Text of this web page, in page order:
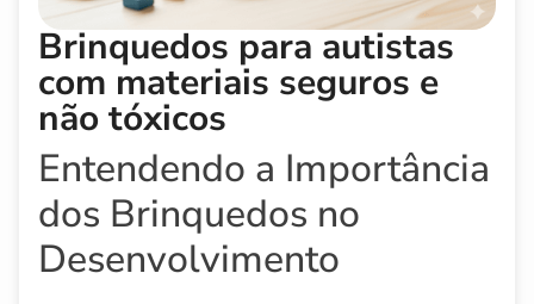
Brinquedos para autistas
com materiais seguros e
não tóxicos
Entendendo a Importância
dos Brinquedos no
Desenvolvimento